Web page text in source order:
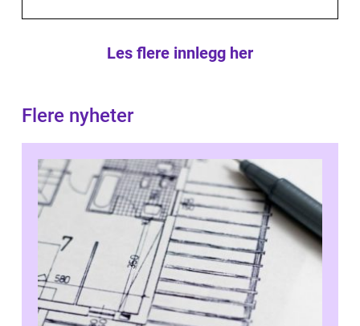
Les flere innlegg her
Flere nyheter